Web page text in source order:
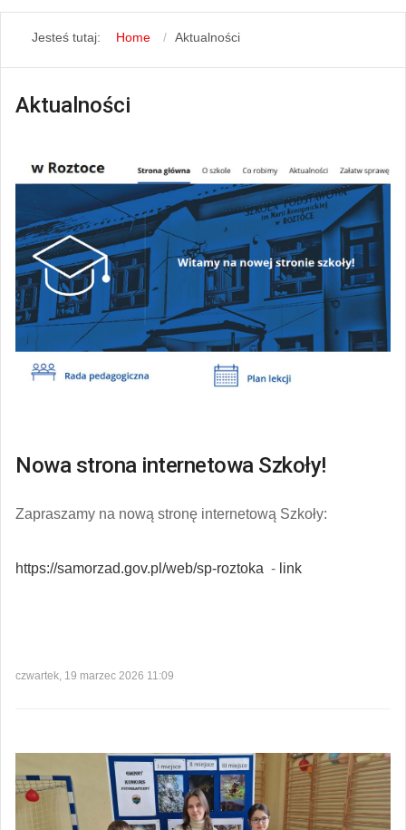
Jesteś tutaj: Home Aktualności
Aktualności
Nowa strona internetowa Szkoły!
Zapraszamy na nową stronę internetową Szkoły:
https://samorzad.gov.pl/web/sp-roztoka - link
czwartek, 19 marzec 2026 11:09